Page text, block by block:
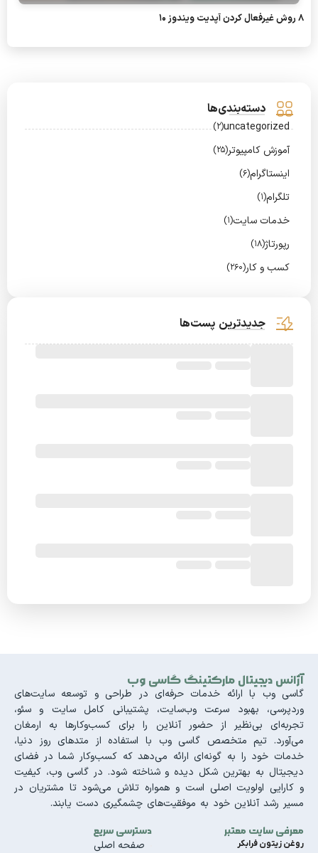
8 روش غیرفعال کردن آپدیت ویندوز 10
دسته‌بندی‌ها
uncategorized
(2)
آموزش کامپیوتر(25)
اینستاگرام(6)
تلگرام(1)
خدمات سایت(1)
رپورتاژ(18)
کسب و کار(260)
جدیدترین پست‌ها
آژانس دیجیتال مارکتینگ گاسی وب
گاسی وب با ارائه خدمات حرفه‌ای در طراحی و توسعه سایت‌های
وردپرسی، بهبود سرعت وب‌سایت، پشتیبانی کامل سایت و سئو،
تجربه‌ای بی‌نظیر از حضور آنلاین را برای کسب‌وکارها به ارمغان
می‌آورد. تیم متخصص گاسی وب با استفاده از متدهای روز دنیا،
خدمات خود را به گونه‌ای ارائه می‌دهد که کسب‌وکار شما در فضای
دیجیتال به بهترین شکل دیده و شناخته شود. در گاسی وب، کیفیت
و کارایی اولویت اصلی است و همواره تلاش می‌شود تا مشتریان در
مسیر رشد آنلاین خود به موفقیت‌های چشمگیری دست یابند.
معرفی سایت معتبر
روغن زیتون فرابکر
دسترسی سریع
صفحه اصلی